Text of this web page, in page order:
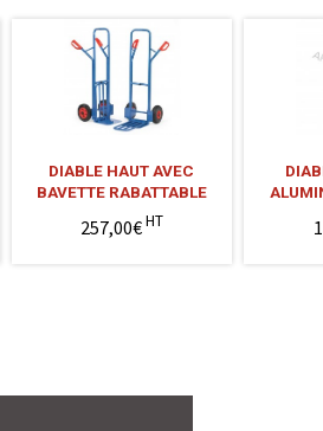
DIABLE HAUT AVEC
BAVETTE RABATTABLE
257,00€HT